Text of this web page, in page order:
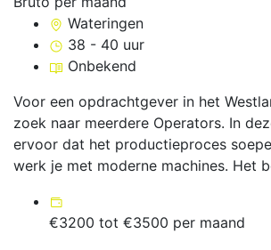
Wateringen
38 - 40 uur
Onbekend
Voor een opdrachtgever in het
zoek naar meerdere Operators. In
ervoor dat het productieproces
werk je met moderne machines. Het
€3200 tot €3500 per maand